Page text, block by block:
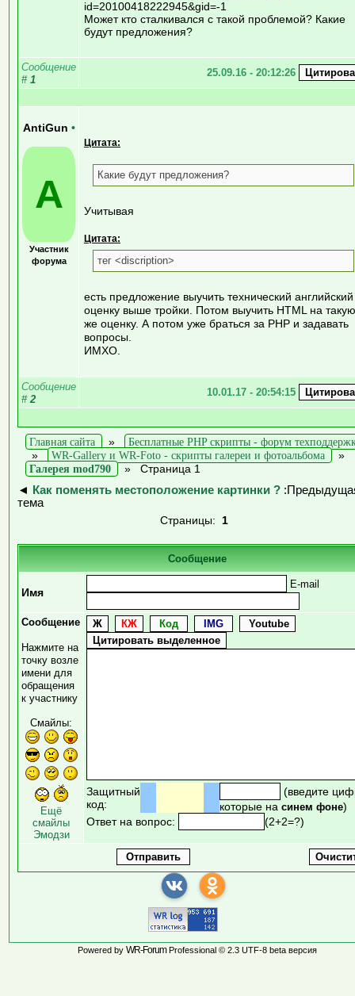
id=20100418222945&gid=-1
Может кто сталкивался с такой проблемой? Какие
будут предложения?
Сообщение
# 1
25.09.16 - 20:12:26
AntiGun •
A
Участник
форума
Цитата:
Какие будут предложения?
Учитывая
Цитата:
тег <discription>
есть предложение выучить технический
оценку выше тройки. Потом выучить HTML на такую
же оценку. А потом уже браться за PHP и задавать
вопросы.
ИМХО.
Сообщение
# 2
10.01.17 - 20:54:15
Главная сайта »
Бесплатные PHP скрипты - форум
»
WR-Gallery и WR-Foto - скрипты галереи и фотоальбома
»
Галерея mod790
» Страница 1
◄
Как поменять местоположение картинки ?
тема
Страницы: 1
Сообщение
Имя
E-mail
Сообщение
Нажмите на
точку возле
имени для
обращения
к участнику
Смайлы:
Ещё
смайлы
Эмодзи
Защитный
код:
(введите
которые на синем фоне)
Ответ на вопрос:
(2+2=?)
Powered by WR-ForumProfessional © 2.3 UTF-8 beta версия